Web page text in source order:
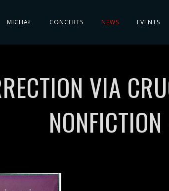
MICHAŁ CONCERTS NEWS EVENTS
VIA